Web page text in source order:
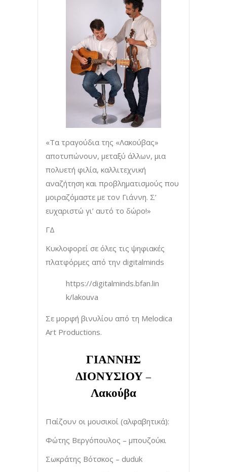
«Τα τραγούδια της «Λακούβας»
αποτυπώνουν, μεταξύ άλλων, μια
πολυετή φιλία, καλλιτεχνική
αναζήτηση και προβληματισμούς που
μοιραζόμαστε με τον Γιάννη. Σ’
ευχαριστώ γι’ αυτό το δώρο!»
ΓΔ
Κυκλοφορεί σε όλες τις ψηφιακές
πλατφόρμες από την digitalminds
https://digitalminds.bfan.lin
k/lakouva
Σε μορφή βινυλίου από τη Melodica
Art Productions.
ΓΙΑΝΝΗΣ
ΔΙΟΝΥΣΙΟΥ –
Λακούβα
Παίζουν οι μουσικοί (αλφαβητικά):
Φώτης Βεργόπουλος – μπουζούκι
Σωκράτης Βότσκος – duduk